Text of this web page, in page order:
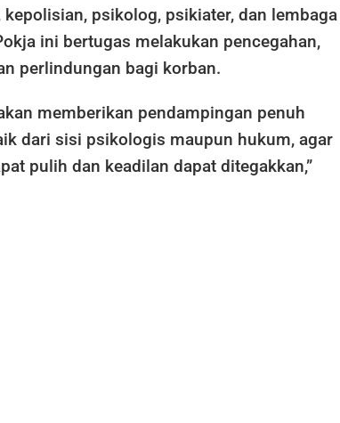
psikolog, psikiater, dan lembaga
ini bertugas melakukan pencegahan,
perlindungan bagi korban.
memberikan pendampingan penuh
dari sisi psikologis maupun hukum, agar
pulih dan keadilan dapat ditegakkan,”